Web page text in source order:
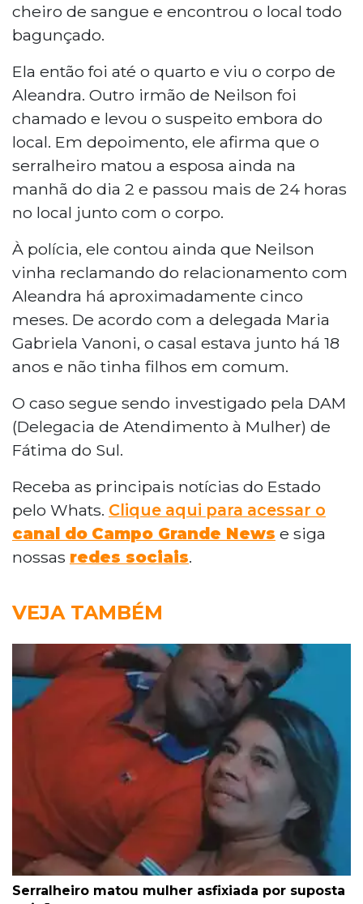
cheiro de sangue e encontrou o local todo
bagunçado.
Ela então foi até o quarto e viu o corpo de
Aleandra. Outro irmão de Neilson foi
chamado e levou o suspeito embora do
local. Em depoimento, ele afirma que o
serralheiro matou a esposa ainda na
manhã do dia 2 e passou mais de 24 horas
no local junto com o corpo.
À polícia, ele contou ainda que Neilson
vinha reclamando do relacionamento com
Aleandra há aproximadamente cinco
meses. De acordo com a delegada Maria
Gabriela Vanoni, o casal estava junto há 18
anos e não tinha filhos em comum.
O caso segue sendo investigado pela DAM
(Delegacia de Atendimento à Mulher) de
Fátima do Sul.
Receba as principais notícias do Estado
pelo Whats. Clique aqui para acessar o
canal do Campo Grande News e siga
nossas redes sociais.
VEJA TAMBÉM
Serralheiro matou mulher asfixiada por suposta